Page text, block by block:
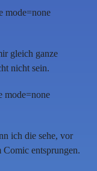
mode=none
gleich ganze
nicht sein.
mode=none
ich die sehe, vor
Comic entsprungen.